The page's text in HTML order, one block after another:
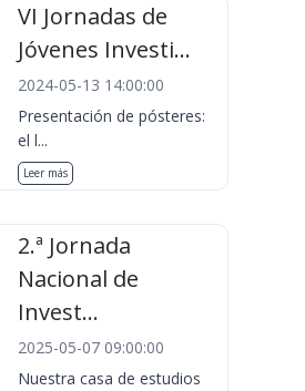
VI Jornadas de
Jóvenes Investi...
2024-05-13 14:00:00
Presentación de pósteres:
el l...
Leer más
2.ª Jornada
Nacional de
Invest...
2025-05-07 09:00:00
Nuestra casa de estudios